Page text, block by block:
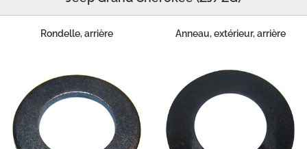
Rondelle, arrière Anneau, extérieur, arrière